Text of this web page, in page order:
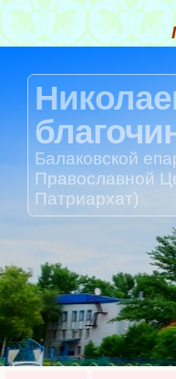
Балаковской
Православной
Патриархат)